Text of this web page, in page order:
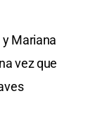
Mariana
vez que